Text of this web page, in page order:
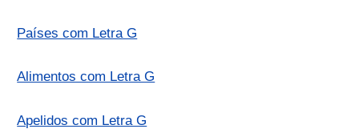
Países com Letra G
Alimentos com Letra G
Apelidos com Letra G